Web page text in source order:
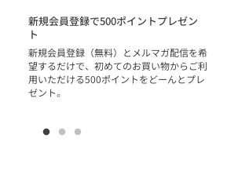
新規会員登録で500ポイントプレゼン
ト
新規会員登録（無料）とメルマガ配信を希
望するだけで、初めてのお買い物からご利
用いただける500ポイントをどーんとプレ
ゼント。